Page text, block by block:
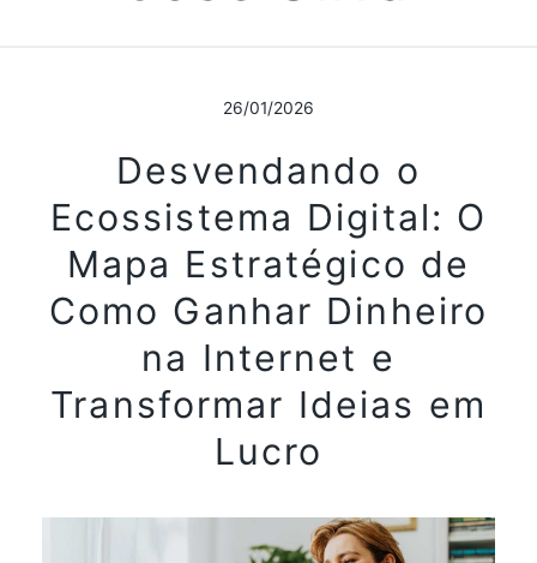
26/01/2026
Desvendando o
Ecossistema Digital: O
Mapa Estratégico de
Como Ganhar Dinheiro
na Internet e
Transformar Ideias em
Lucro